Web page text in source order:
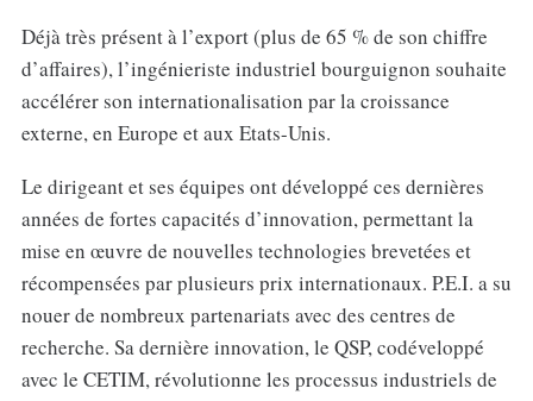
Déjà très présent à l’export (plus de 65 % de son chiffre
d’affaires), l’ingénieriste industriel bourguignon souhaite
accélérer son internationalisation par la croissance
externe, en Europe et aux Etats-Unis.
Le dirigeant et ses équipes ont développé ces dernières
années de fortes capacités d’innovation, permettant la
mise en œuvre de nouvelles technologies brevetées et
récompensées par plusieurs prix internationaux. P.E.I. a su
nouer de nombreux partenariats avec des centres de
recherche. Sa dernière innovation, le QSP, codéveloppé
avec le CETIM, révolutionne les processus industriels de